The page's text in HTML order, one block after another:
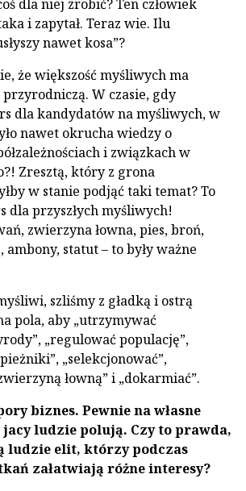
dla niej zrobić? Ten człowiek
i zapytał. Teraz wie. Ilu
nawet kosa”?
że większość myśliwych ma
W czasie, gdy
dla kandydatów na myśliwych, w
nawet okrucha wiedzy o
i związkach w
Zresztą, który z grona
w stanie podjąć taki temat? To
dla przyszłych myśliwych!
zwierzyna łowna, pies, broń,
statut – to były ważne
szliśmy z gładką i ostrą
pola, aby „utrzymywać
„regulować populację”,
„selekcjonować”,
łowną” i „dokarmiać”.
biznes. Pewnie na własne
jacy ludzie polują. Czy to prawda,
ludzie elit, którzy podczas
załatwiają różne interesy?